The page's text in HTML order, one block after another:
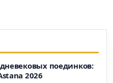
поединков:
2026